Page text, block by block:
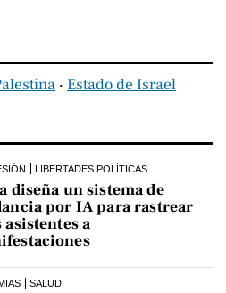
‧ Estado de Israel
LIBERTADES POLÍTICAS
diseña un sistema de
por IA para rastrear
asistentes a
SALUD